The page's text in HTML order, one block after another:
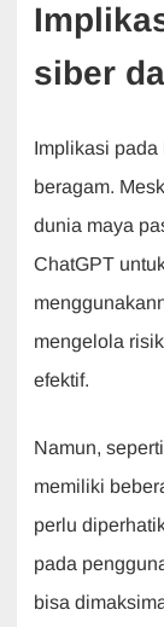
siber
Implikasi pada
beragam.
dunia maya
ChatGPT
mengelola
efektif.
Namun,
memiliki
perlu
pada
bisa